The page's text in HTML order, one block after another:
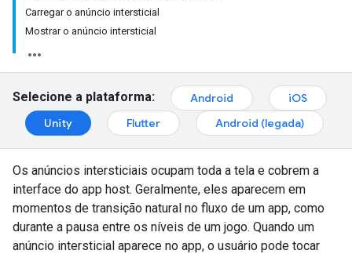
Carregar o anúncio intersticial
Mostrar o anúncio intersticial
Selecione a plataforma: Android
iOS
Unity
Flutter Android (legada)
Os anúncios intersticiais ocupam toda a tela e cobrem a
interface do app host. Geralmente, eles aparecem em
momentos de transição natural no fluxo de um app, como
durante a pausa entre os níveis de um jogo. Quando um
anúncio intersticial aparece no app, o usuário pode tocar